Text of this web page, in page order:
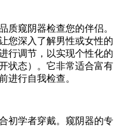
质窥阴器检查您的伴侣。
您深入了解男性或女性的
行调节，以实现个性化的
状态）。它非常适合富有
进行自我检查。
初学者穿戴。窥阴器的专